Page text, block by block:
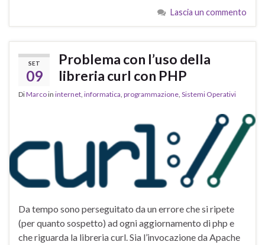
Lascia un commento
SET
09
Problema con l’uso della
libreria curl con PHP
DiMarcoin internet, informatica, programmazione, Sistemi Operativi
Da tempo sono perseguitato da un errore che si ripete
(per quanto sospetto) ad ogni aggiornamento di php e
che riguarda la libreria curl. Sia l’invocazione da Apache